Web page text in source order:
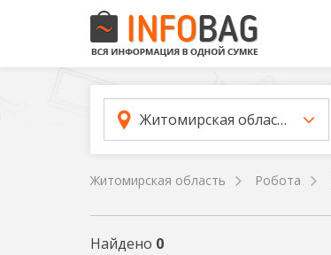
Житомирская область
Житомирская область Робота
Найдено 0